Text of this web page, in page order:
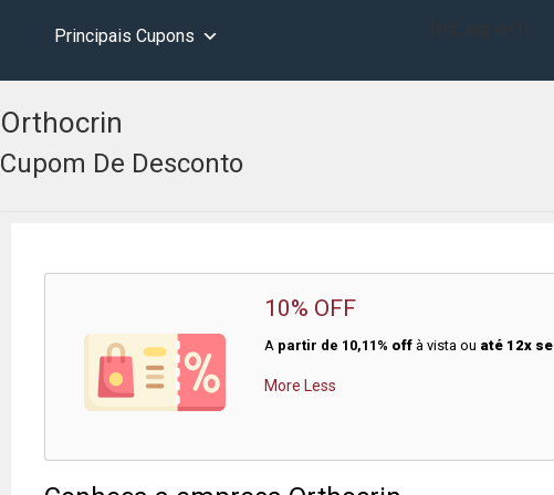
Principais Cupons
Orthocrin
Cupom De Desconto
10% OFF
A partir de 10,11% off à vista ou até 12x
More Less